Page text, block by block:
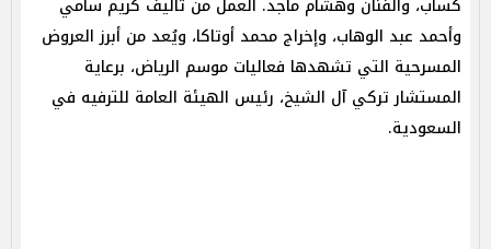
وأحمد عبد الوهاب، وإخراج محمد أوتاكا، ويُعد من أبرز العروض
المسرحية التي تشهدها فعاليات موسم الرياض، برعاية
المستشار تركي آل الشيخ، رئيس الهيئة العامة للترفيه في
السعودية.